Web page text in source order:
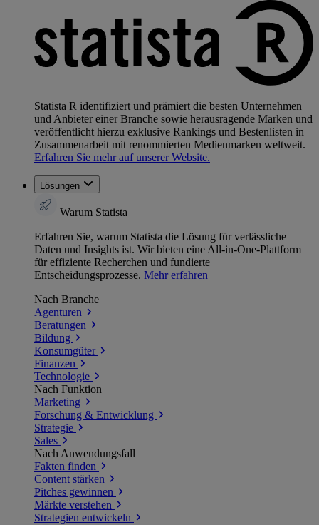
Statista R identifiziert und prämiert die besten Unternehmen
und Anbieter einer Branche sowie herausragende Marken und
veröffentlicht hierzu exklusive Rankings und Bestenlisten in
Zusammenarbeit mit renommierten Medienmarken weltweit.
Erfahren Sie mehr auf unserer Website.
Lösungen
Warum Statista
Erfahren Sie, warum Statista die Lösung für verlässliche
Daten und Insights ist. Wir bieten eine All-in-One-Plattform
für effiziente Recherchen und fundierte
Entscheidungsprozesse. Mehr erfahren
Nach Branche
Agenturen
Beratungen
Bildung
Konsumgüter
Finanzen
Technologie
Nach Funktion
Marketing
Forschung & Entwicklung
Strategie
Sales
Nach Anwendungsfall
Fakten finden
Content stärken
Pitches gewinnen
Märkte verstehen
Strategien entwickeln